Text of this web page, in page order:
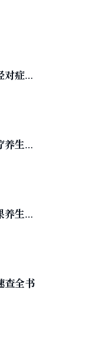
症蔬
生速
生速
查全书